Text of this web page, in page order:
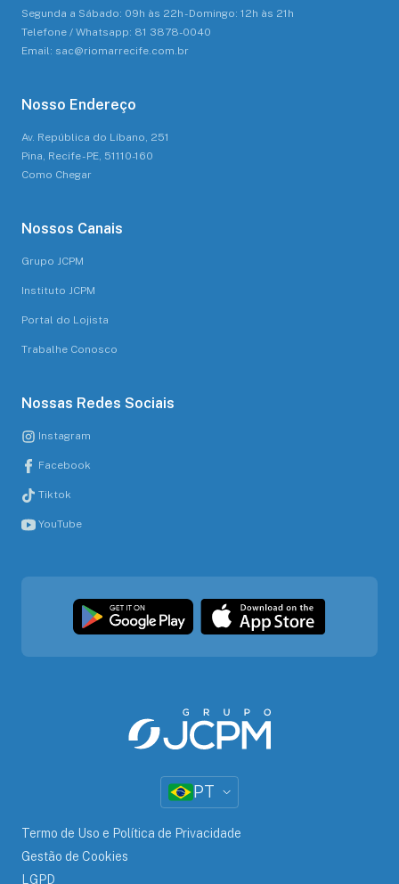
Segunda a Sábado: 09h às 22h - Domingo: 12h às 21h
Telefone / Whatsapp: 81 3878-0040
Email: sac@riomarrecife.com.br
Nosso Endereço
Av. República do Líbano, 251
Pina, Recife - PE, 51110-160
Como Chegar
Nossos Canais
Grupo JCPM
Instituto JCPM
Portal do Lojista
Trabalhe Conosco
Nossas Redes Sociais
Instagram
Facebook
Tiktok
YouTube
PT
Termo de Uso e Política de Privacidade
Gestão de Cookies
LGPD